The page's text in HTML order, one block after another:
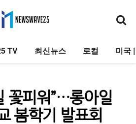
TV 최신뉴스 로컬 미국
꽃피워”…롱아일
봄학기 발표회